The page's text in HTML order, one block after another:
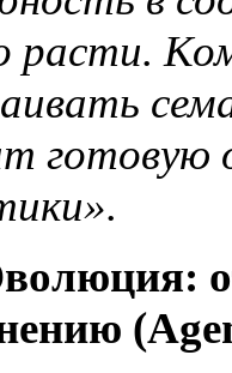
расти.
готовую